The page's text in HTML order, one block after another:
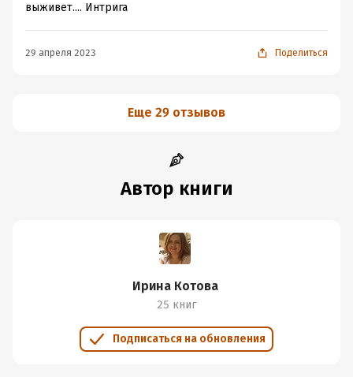
выживет.... Интрига
29 апреля 2023 Поделиться
Еще 29 отзывов
Автор книги
Ирина Котова
25 книг
Подписаться на обновления